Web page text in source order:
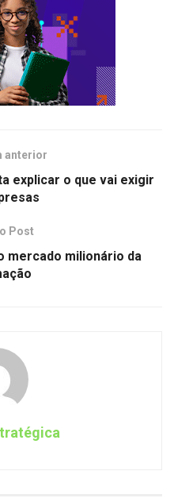
anterior
explicar o que vai exigir
Post
mercado milionário da